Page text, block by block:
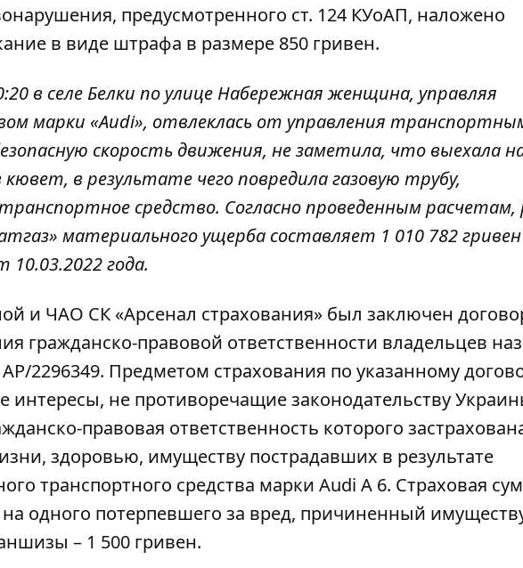
предусмотренного ст. 124 КУоАП, наложено
в виде штрафа в размере 850 гривен.
в селе Белки по улице Набережная женщина, управляя
марки «Audi», отвлеклась от управления
скорость движения, не заметила, что выехала
кювет, в результате чего повредила газовую трубу,
средство. Согласно проведенным расчетам,
материального ущерба составляет 1 010 782
10.03.2022 года.
и ЧАО СК «Арсенал страхования» был заключен
гражданско-правовой ответственности владельцев
2296349. Предметом страхования по указанному
не противоречащие законодательству
правовая ответственность которого
здоровью, имуществу пострадавших в результате
транспортного средства марки Audi А 6. Страховая
одного потерпевшего за вред, причиненный
– 1 500 гривен.